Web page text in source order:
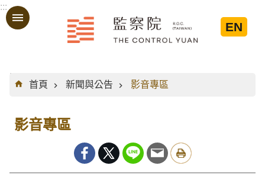
跳到主要內容區塊
:::
EN
:::
首頁
新聞與公告 影音專區
影音專區